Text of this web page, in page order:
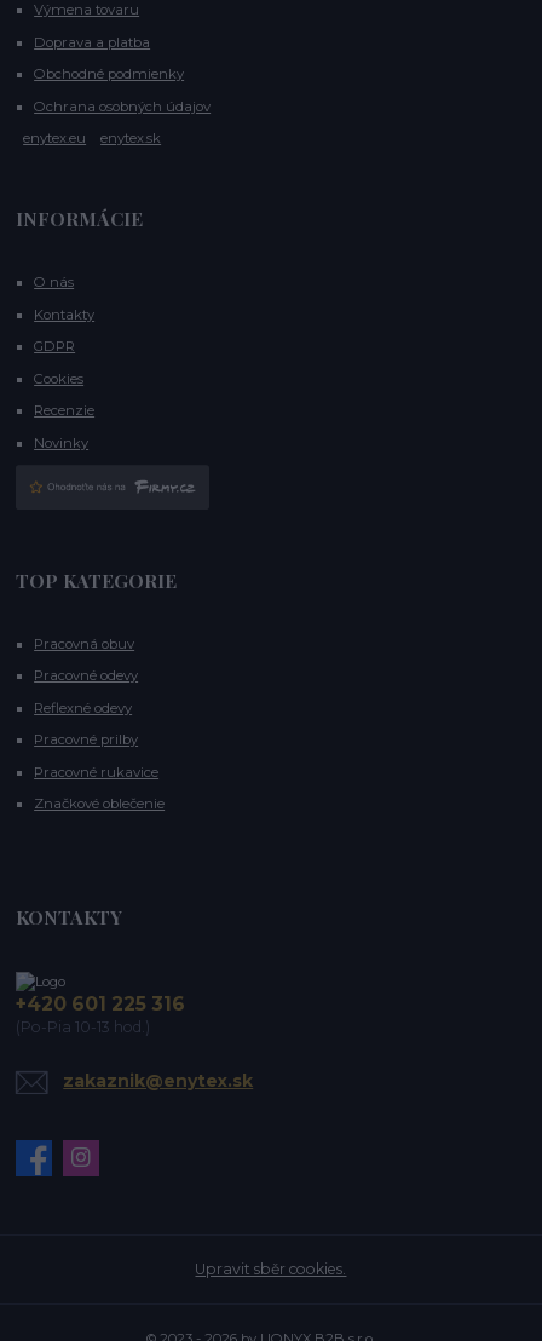
Výmena tovaru
Doprava a platba
Obchodné podmienky
Ochrana osobných údajov
enytex.eu
enytex.sk
INFORMÁCIE
O nás
Kontakty
GDPR
Cookies
Recenzie
Novinky
TOP KATEGORIE
Pracovná obuv
Pracovné odevy
Reflexné odevy
Pracovné prilby
Pracovné rukavice
Značkové oblečenie
KONTAKTY
+420 601 225 316
(Po-Pia 10-13 hod.)
zakaznik@enytex.sk
Upravit sběr cookies.